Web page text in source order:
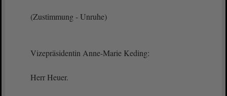
(Zustimmung - Unruhe)
Vizepräsidentin Anne-Marie Keding:
Herr Heuer.